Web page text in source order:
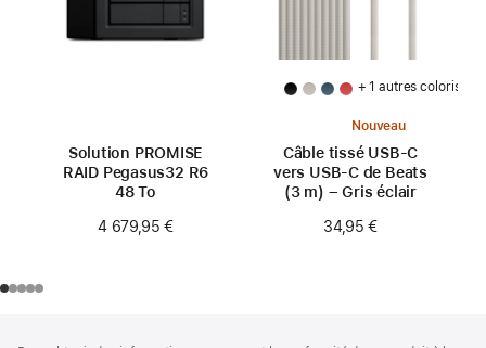
Solution PROMISE
RAID Pegasus32 R6
48 To
4 679,95 €
+ 1 autres coloris
Nouveau
Câble tissé USB‑C
vers USB‑C de Beats
(3 m) – Gris éclair
34,95 €